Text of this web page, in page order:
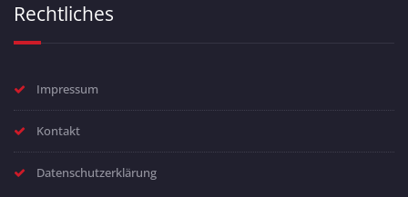
Rechtliches
Impressum
Kontakt
Datenschutzerklärung